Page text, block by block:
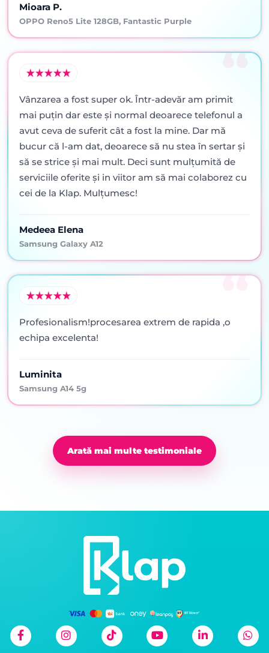
Mioara P.
OPPO Reno5 Lite 128GB, Fantastic Purple
Vânzarea a fost super ok. Într-adevăr am primit
mai puţin dar este şi normal deoarece telefonul a
avut ceva de suferit cât a fost la mine. Dar mă
bucur că l-am dat, deoarece să nu stea în sertar şi
să se strice şi mai mult. Deci sunt mulţumită de
serviciile oferite şi in viitor am să mai colaborez cu
cei de la Klap. Mulţumesc!
Medeea Elena
Samsung Galaxy A12
Profesionalism!procesarea extrem de rapida ,o
echipa excelenta!
Luminita
Samsung A14 5g
Arată mai multe testimoniale